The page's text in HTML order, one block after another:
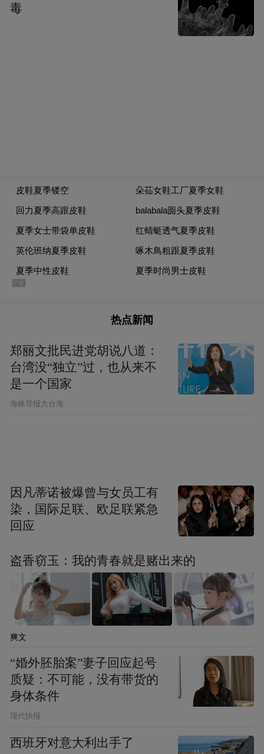
特色商圈人气十足
市区文峰大世界、大润发、南通八佰伴、圆
融广场、麦德龙、大有境、万象城、苏宁电
根据线下商圈支付端消费监测情况显示，如
皋文峰大世界片区、海安文峰大世界片区、
海门叠石桥商业集聚区、海安星湖001广场等
商业集聚区销售额均呈倍数增长。
毒
热点新闻
郑丽文批民进党胡说八道：
台湾没“独立”过，也从来不
是一个国家
​海峡导报大台海
因凡蒂诺被爆曾与女员工有
染，国际足联、欧足联紧急
回应
盗香窃玉：我的青春就是赌出来的
爽文
“婚外胚胎案”妻子回应起号
质疑：不可能，没有带货的
身体条件
现代快报
西班牙对意大利出手了